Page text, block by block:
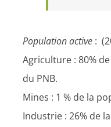
Population active:
Agriculture : 80%
du PNB.
Mines : 1 % de la
Industrie : 26% de